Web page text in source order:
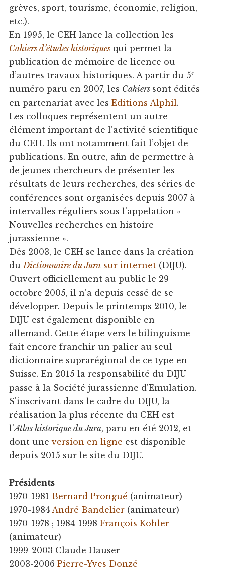
grèves, sport, tourisme, économie, religion,
etc.).
En 1995, le CEH lance la collection les
Cahiers d’études historiquesqui permet la
publication de mémoire de licence ou
d’autres travaux historiques. A partir du 5e
numéro paru en 2007, les Cahiers sont édités
en partenariat avec les Editions Alphil.
Les colloques représentent un autre
élément important de l’activité scientifique
du CEH. Ils ont notamment fait l’objet de
publications. En outre, afin de permettre à
de jeunes chercheurs de présenter les
résultats de leurs recherches, des séries de
conférences sont organisées depuis 2007 à
intervalles réguliers sous l'appelation «
Nouvelles recherches en histoire
jurassienne ».
Dès 2003, le CEH se lance dans la création
duDictionnaire du Jurasur internet(DIJU).
Ouvert officiellement au public le 29
octobre 2005, il n’a depuis cessé de se
développer. Depuis le printemps 2010, le
DIJU est également disponible en
allemand. Cette étape vers le bilinguisme
fait encore franchir un palier au seul
dictionnaire suprarégional de ce type en
Suisse. En 2015 la responsabilité du DIJU
passe à la Société jurassienne d'Emulation.
S'inscrivant dans le cadre du DIJU, la
réalisation la plus récente du CEH est
l'Atlas historique du Jura, paru en été 2012, et
dont uneversion en ligne est disponible
depuis 2015 sur le site du DIJU.
Présidents
1970-1981 Bernard Prongué (animateur)
1970-1984 André Bandelier(animateur)
1970-1978 ; 1984-1998 François Kohler
(animateur)
1999-2003 Claude Hauser
2003-2006 Pierre-Yves Donzé